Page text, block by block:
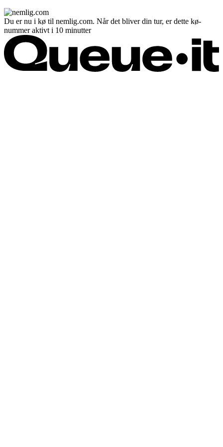
Du er nu i kø til nemlig.com. Når det bliver din tur, er dette kø-
nummer aktivt i 10 minutter